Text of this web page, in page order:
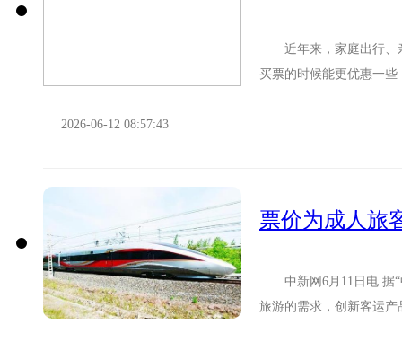
近年来，家庭出行、亲
买票的时候能更优惠一
2026-06-12 08:57:43
中新网6月11日电 据“
旅游的需求，创新客运